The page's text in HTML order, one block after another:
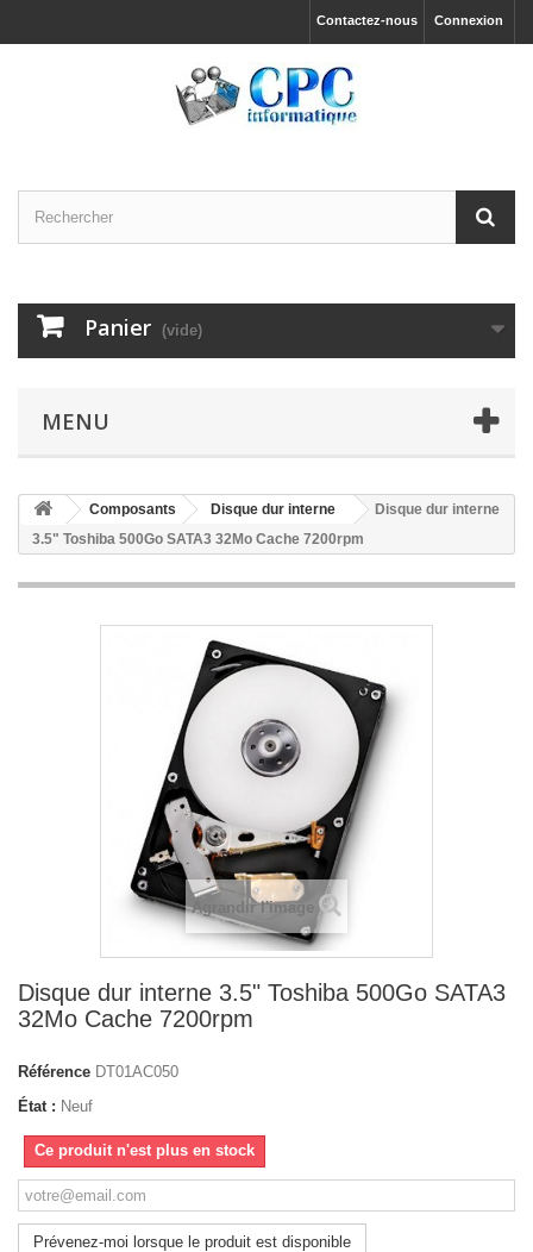
Connexion
Contactez-nous
Panier (vide)
MENU
Composants Disque dur interne
Disque dur interne
3.5" Toshiba 500Go SATA3 32Mo Cache 7200rpm
Agrandir l'image
Disque dur interne 3.5" Toshiba 500Go SATA3
32Mo Cache 7200rpm
Référence DT01AC050
État : Neuf
Ce produit n'est plus en stock
Prévenez-moi lorsque le produit est disponible